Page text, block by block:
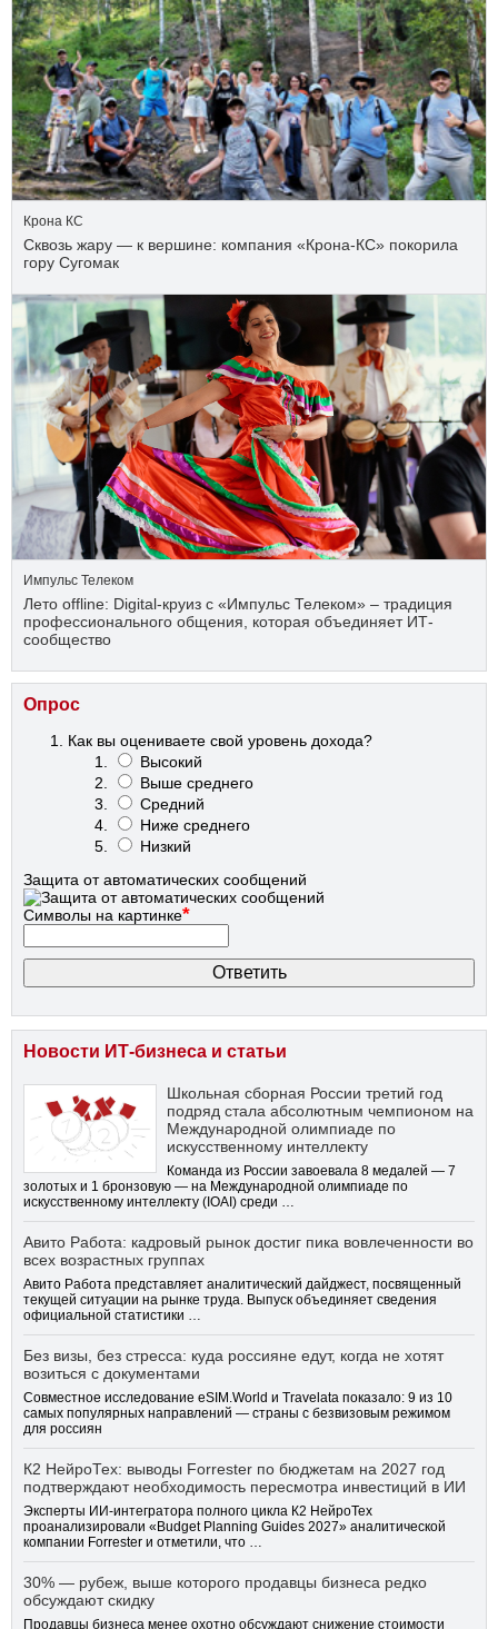
Крона КС
Сквозь жару — к вершине: компания «Крона‑КС» покорила
гору Сугомак
Импульс Телеком
Лето offline: Digital-круиз с «Импульс Телеком» – традиция
профессионального общения, которая объединяет ИТ-
сообщество
Опрос
Как вы оцениваете свой уровень дохода?
Высокий
Выше среднего
Средний
Ниже среднего
Низкий
Защита от автоматических сообщений
Символы на картинке*
Новости ИТ-бизнеса и статьи
Школьная сборная России третий год
подряд стала абсолютным чемпионом на
Международной олимпиаде по
искусственному интеллекту
Команда из России завоевала 8 медалей — 7
золотых и 1 бронзовую — на Международной олимпиаде по
искусственному интеллекту (IOAI) среди …
Авито Работа: кадровый рынок достиг пика вовлеченности во
всех возрастных группах
Авито Работа представляет аналитический дайджест, посвященный
текущей ситуации на рынке труда. Выпуск объединяет сведения
официальной статистики …
Без визы, без стресса: куда россияне едут, когда не хотят
возиться с документами
Совместное исследование eSIM.World и Travelata показало: 9 из 10
самых популярных направлений — страны с безвизовым режимом
для россиян
К2 НейроТех: выводы Forrester по бюджетам на 2027 год
подтверждают необходимость пересмотра инвестиций в ИИ
Эксперты ИИ-интегратора полного цикла К2 НейроТех
проанализировали «Budget Planning Guides 2027» аналитической
компании Forrester и отметили, что …
30% — рубеж, выше которого продавцы бизнеса редко
обсуждают скидку
Продавцы бизнеса менее охотно обсуждают снижение стоимости